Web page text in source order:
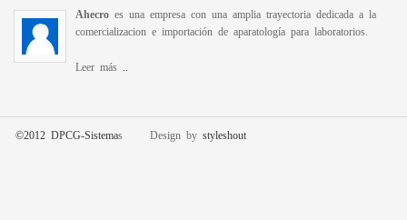
Ahecro es una empresa con una amplia trayectoria dedicada a la
comercializacion e importación de aparatología para laboratorios.
Leer más
©2012 DPCG-Sistemas Design by styleshout